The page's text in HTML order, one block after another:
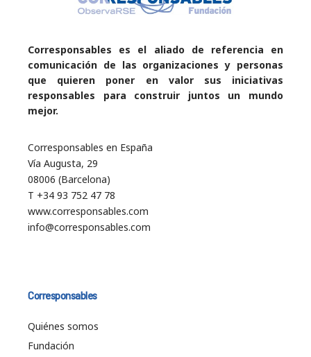
Corresponsables es el aliado de referencia en
comunicación de las organizaciones y personas
que quieren poner en valor sus iniciativas
responsables para construir juntos un mundo
mejor.
Corresponsables en España
Vía Augusta, 29
08006 (Barcelona)
T +34 93 752 47 78
www.corresponsables.com
info@corresponsables.com
Corresponsables
Quiénes somos
Fundación